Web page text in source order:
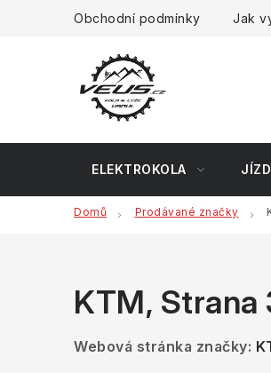
Obchodní podmínky Jak
ELEKTROKOLA
Domů Prodávané značky
KTM, Strana
Webová stránka značky: